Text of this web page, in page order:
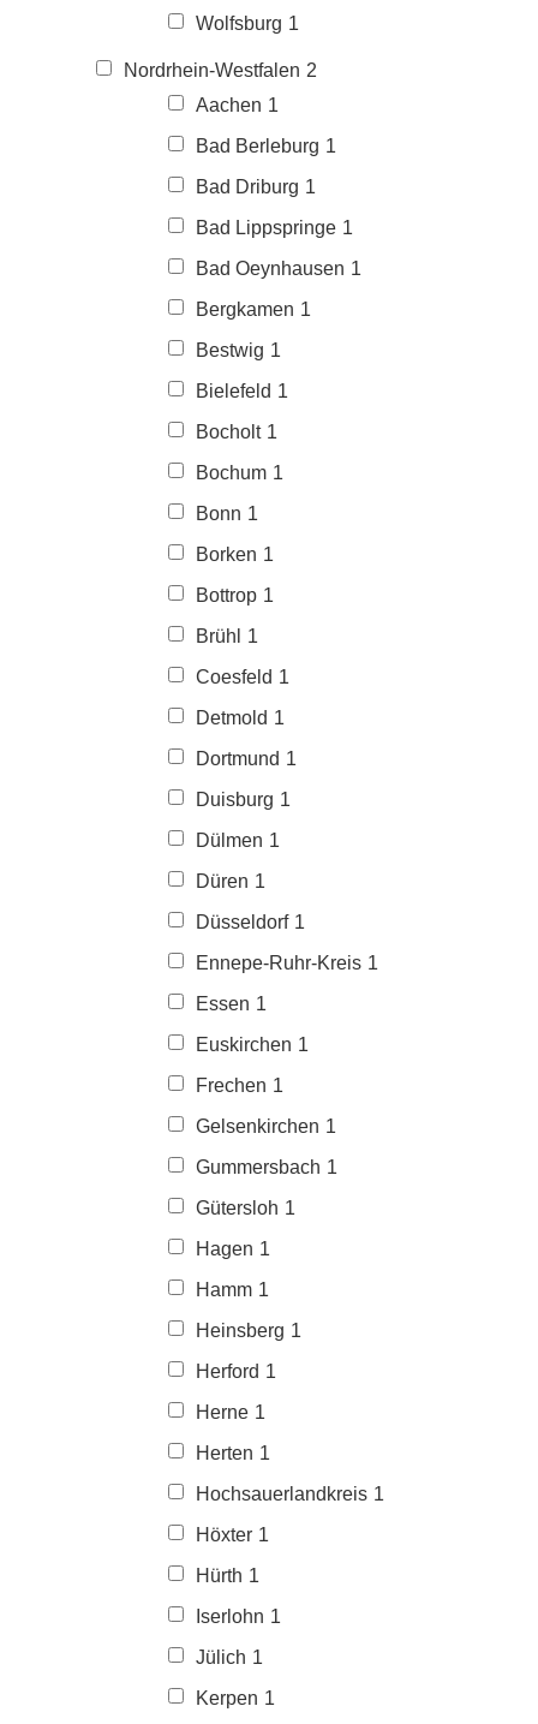
Wolfsburg 1
Nordrhein-Westfalen 2
Aachen 1
Bad Berleburg 1
Bad Driburg 1
Bad Lippspringe 1
Bad Oeynhausen 1
Bergkamen 1
Bestwig 1
Bielefeld 1
Bocholt 1
Bochum 1
Bonn 1
Borken 1
Bottrop 1
Brühl
1
Coesfeld 1
Detmold 1
Dortmund 1
Duisburg 1
Dülmen 1
Düren 1
Düsseldorf 1
Ennepe-Ruhr-Kreis 1
Essen 1
Euskirchen 1
Frechen 1
Gelsenkirchen 1
Gummersbach 1
Gütersloh 1
Hagen 1
Hamm 1
Heinsberg 1
Herford 1
Herne 1
Herten 1
Hochsauerlandkreis 1
Höxter 1
Hürth 1
Iserlohn 1
Jülich 1
Kerpen 1